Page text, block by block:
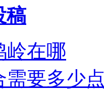
稿
岭在哪
需要多少